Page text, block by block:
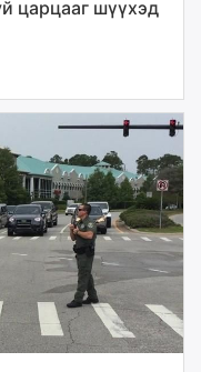
царцааг шүүхэд